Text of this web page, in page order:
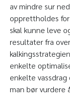
av mindre sur
opprettholdes
skal kunne leve
resultater fra
enkelte
enkelte vassdrag
man bør vurdere